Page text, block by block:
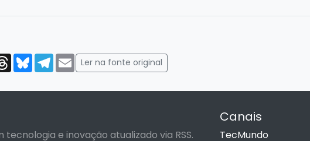
ThreadsBlueskyTelegram
Email
Ler na fonte original
e inovação atualizado via RSS.
Canais
TecMundo